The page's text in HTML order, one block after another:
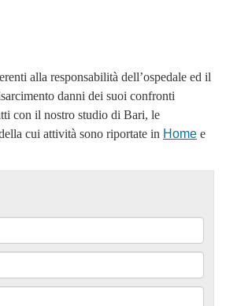
alla responsabilità dell’ospedale ed il
danni dei suoi confronti
con il nostro studio di Bari, le
cui attività sono riportate in Home e